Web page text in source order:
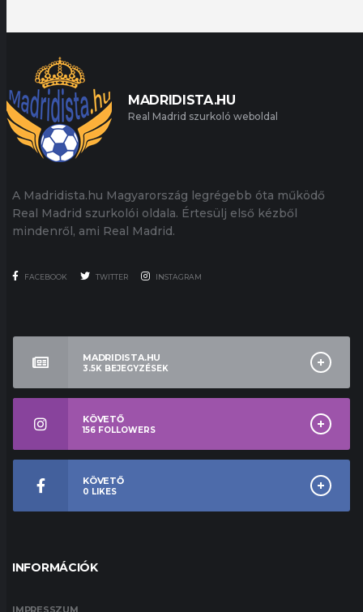
MADRIDISTA.HU
Real Madrid szurkoló weboldal
A Madridista.hu Magyarország legrégebb óta működő
Real Madrid szurkolói oldala. Értesülj első kézből
mindenről, ami Real Madrid.
FACEBOOK TWITTER INSTAGRAM
MADRIDISTA.HU
3.5K BEJEGYZÉSEK
KÖVETŐ
156 FOLLOWERS
KÖVETŐ
0 LIKES
INFORMÁCIÓK
IMPRESSZUM